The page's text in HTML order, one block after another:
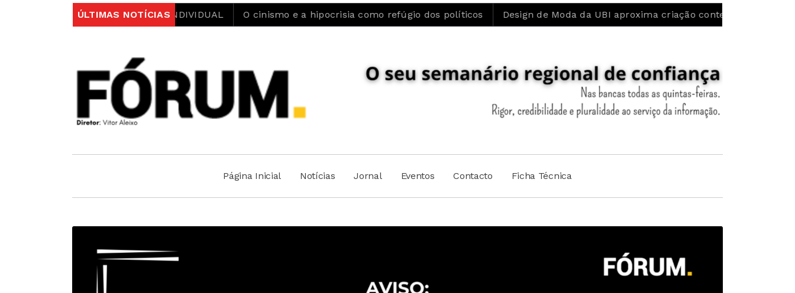
ÚLTIMAS NOTÍCIAS
PSICOLÓGICA INDIVIDUAL O cinismo e a hipocrisia como refúgio dos políticos Design de Moda da UBI aproxima criação contemporânea da Renda de Bilros
Página Inicial Notícias Jornal Eventos Contacto Ficha Técnica